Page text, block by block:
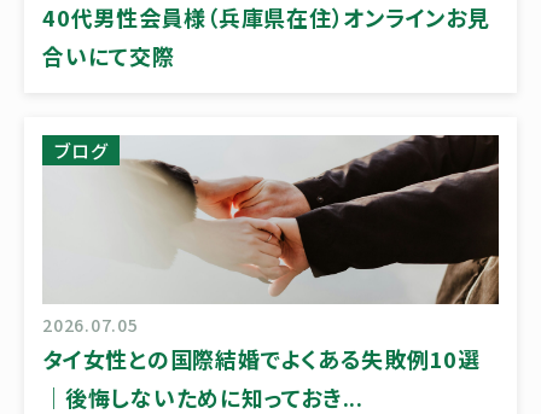
40代男性会員様（兵庫県在住）オンラインお見
合いにて交際
ブログ
2026.07.05
タイ女性との国際結婚でよくある失敗例10選
｜後悔しないために知っておき...